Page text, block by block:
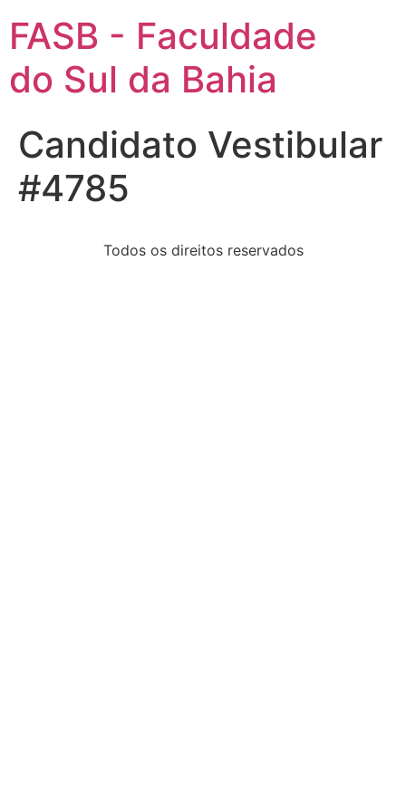
FASB - Faculdade
do Sul da Bahia
Candidato Vestibular
#4785
Todos os direitos reservados